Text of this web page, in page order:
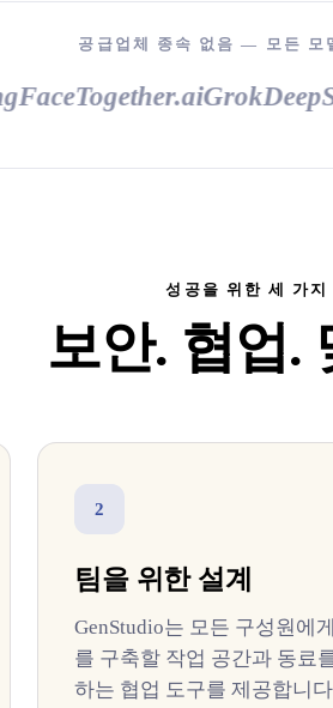
공급업체 종속 없음 — 모든 모
Together.aiGrokDeepSeek
성공을 위한 세 가지
보안. 협업.
2
팀을 위한 설계
GenStudio는 모든 구성원에
를 구축할 작업 공간과 동료
하는 협업 도구를 제공합니